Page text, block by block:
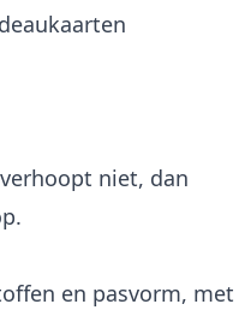
niet, dan
en pasvorm, met